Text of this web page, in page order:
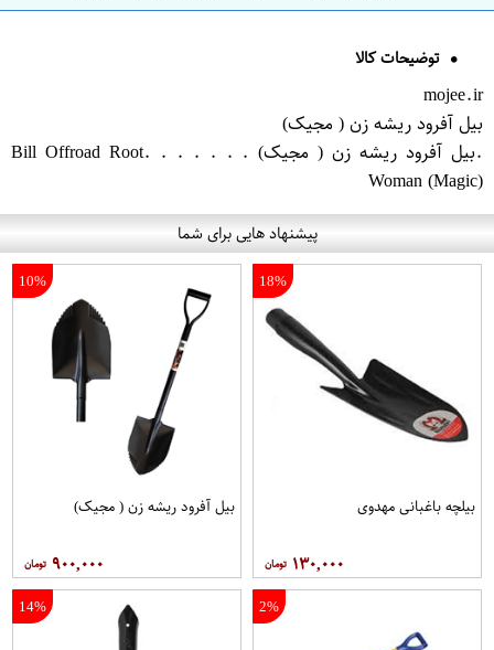
توضیحات کالا
mojee.ir
بیل آفرود ریشه زن ( مجیک)
.بیل آفرود ریشه زن ( مجیک) . . . . . . .Bill Offroad Root
Woman (Magic)
پیشنهاد هایی برای شما
18%
بیلچه باغبانی مهدوی
۱۳۰,۰۰۰
10%
بیل آفرود ریشه زن ( مجیک)
۹۰۰,۰۰۰
2%
14%